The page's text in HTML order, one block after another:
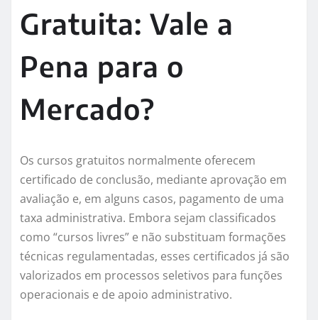
Gratuita: Vale a
Pena para o
Mercado?
Os cursos gratuitos normalmente oferecem
certificado de conclusão, mediante aprovação em
avaliação e, em alguns casos, pagamento de uma
taxa administrativa. Embora sejam classificados
como “cursos livres” e não substituam formações
técnicas regulamentadas, esses certificados já são
valorizados em processos seletivos para funções
operacionais e de apoio administrativo.